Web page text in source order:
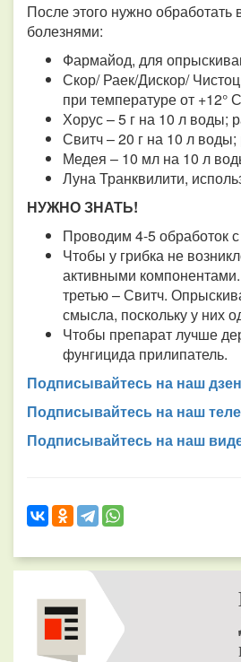
После этого нужно
болезнями:
Фармайод, для
Скор/ Раек/Дискор/
при температуре от +12°
Хорус – 5 г на 10 л воды;
Свитч – 20 г на 10 л
Медея – 10 мл на 10 л
Луна Транквилити,
НУЖНО ЗНАТЬ!
Проводим 4-5 обработок
Чтобы у грибка не
активными
третью – Свитч.
смысла, поскольку у них
Чтобы препарат лучше
фунгицида прилипатель.
Подписывайтесь на наш
Подписывайтесь на наш
Подписывайтесь на наш